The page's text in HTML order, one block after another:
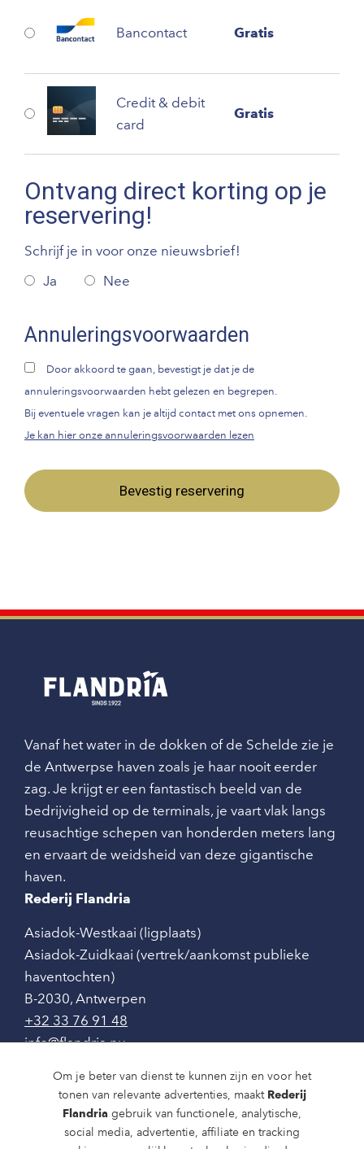
Om je beter van dienst te kunnen zijn en voor het
tonen van relevante advertenties, maakt Rederij
Flandria gebruik van functionele, analytische,
social media, advertentie, affiliate en tracking
Bancontact Gratis
Credit & debit
card
Gratis
Ontvang direct korting op je
reservering!
Schrijf je in voor onze nieuwsbrief!
Ja
Nee
Annuleringsvoorwaarden
Door akkoord te gaan, bevestigt je dat je de
annuleringsvoorwaarden hebt gelezen en begrepen.
Bij eventuele vragen kan je altijd contact met ons opnemen.
Je kan hier onze annuleringsvoorwaarden lezen
Bevestig reservering
Vanaf het water in de dokken of de Schelde zie je
de Antwerpse haven zoals je haar nooit eerder
zag. Je krijgt er een fantastisch beeld van de
bedrijvigheid op de terminals, je vaart vlak langs
reusachtige schepen van honderden meters lang
en ervaart de weidsheid van deze gigantische
haven.
Rederij Flandria
Asiadok-Westkaai (ligplaats)
Asiadok-Zuidkaai (vertrek/aankomst publieke
haventochten)
B-2030, Antwerpen
+32 33 76 91 48
info@flandria.nu
Contact
Vaaragenda
Rondvaarten en dagtochten